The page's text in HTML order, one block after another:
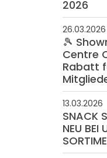
2026
26.03.2026
🎾
Centre
Rabatt
13.03.2026
SNACK
NEU BEI